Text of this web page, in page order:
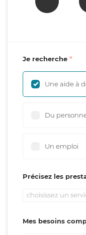
Je recherche
Une aide à
Du
Un emploi
Précisez les
choisissez un
Mes besoins